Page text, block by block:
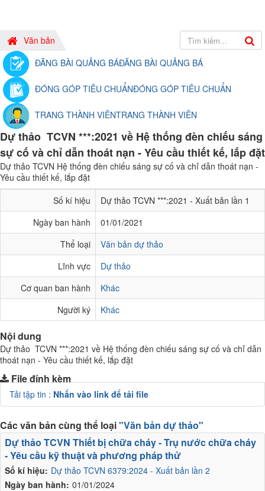
Văn bản
ĐĂNG BÀI QUẢNG BÁĐĂNG BÀI QUẢNG BÁ
ĐÓNG GÓP TIÊU CHUẨNĐÓNG GÓP TIÊU CHUẨN
TRANG THÀNH VIÊNTRANG THÀNH VIÊN
Dự thảo TCVN ***:2021 về Hệ thống đèn chiếu sáng
sự cố và chỉ dẫn thoát nạn - Yêu cầu thiết kế, lắp đặt
Dự thảo TCVN Hệ thống đèn chiếu sáng sự cố và chỉ dẫn thoát nạn -
Yêu cầu thiết kế, lắp đặt
Số kí hiệu
Dự thảo TCVN ***:2021 - Xuất bản lần 1
Ngày ban hành
01/01/2021
Thể loại
Văn bản dự thảo
Lĩnh vực
Dự thảo
Cơ quan ban hành
Khác
Người ký
Khác
Nội dung
Dự thảo TCVN ***:2021 về Hệ thống đèn chiếu sáng sự cố và chỉ dẫn
thoát nạn - Yêu cầu thiết kế, lắp đặt
File đính kèm
Tải tập tin : Nhấn vào link để tải file
Các văn bản cùng thể loại"Văn bản dự thảo"
Số kí hiệu: Dự thảo TCVN 6379:2024 - Xuất bản lần 2
Ngày ban hành: 01/01/2024
Dự thảo TCVN Thiết bị chữa cháy - Trụ nước chữa cháy
- Yêu cầu kỹ thuật và phương pháp thử